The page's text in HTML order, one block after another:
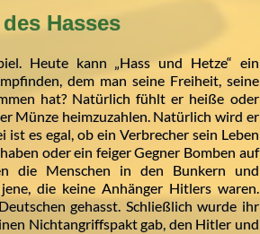
Hasses
Heute kann „Hass und Hetze“ ein
dem man seine Freiheit, seine
hat? Natürlich fühlt er heiße oder
Münze heimzuzahlen. Natürlich wird er
es egal, ob ein Verbrecher sein Leben
oder ein feiger Gegner Bomben auf
die Menschen in den Bunkern und
die keine Anhänger Hitlers waren.
gehasst. Schließlich wurde ihr
Nichtangriffspakt gab, den Hitler und